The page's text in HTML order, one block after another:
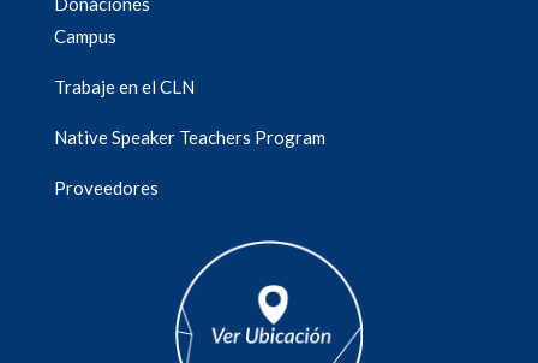
Campus
Trabaje en el CLN
Native Speaker Teachers Program
Proveedores